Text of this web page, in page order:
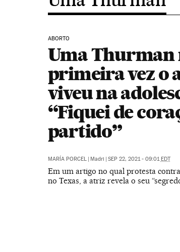
ABORTO
Uma Thurman
primeira vez o
viveu na
“Fiquei de
partido”
MARÍA PORCEL | Madri | SEP 22, 2021 - 09:01EDT
Em um artigo no qual protesta
no Texas, a atriz revela o seu